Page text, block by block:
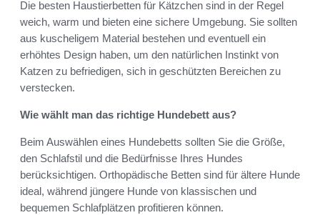
Die besten Haustierbetten für Kätzchen sind in der Regel
weich, warm und bieten eine sichere Umgebung. Sie sollten
aus kuscheligem Material bestehen und eventuell ein
erhöhtes Design haben, um den natürlichen Instinkt von
Katzen zu befriedigen, sich in geschützten Bereichen zu
verstecken.
Wie wählt man das richtige Hundebett aus?
Beim Auswählen eines Hundebetts sollten Sie die Größe,
den Schlafstil und die Bedürfnisse Ihres Hundes
berücksichtigen. Orthopädische Betten sind für ältere Hunde
ideal, während jüngere Hunde von klassischen und
bequemen Schlafplätzen profitieren können.